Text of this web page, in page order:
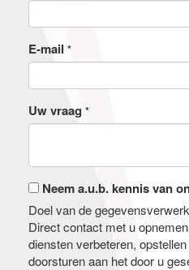
E-mail *
Uw vraag *
Neem a.u.b. kennis van
Doel van de
Direct contact met u
diensten verbeteren,
doorsturen aan het door u